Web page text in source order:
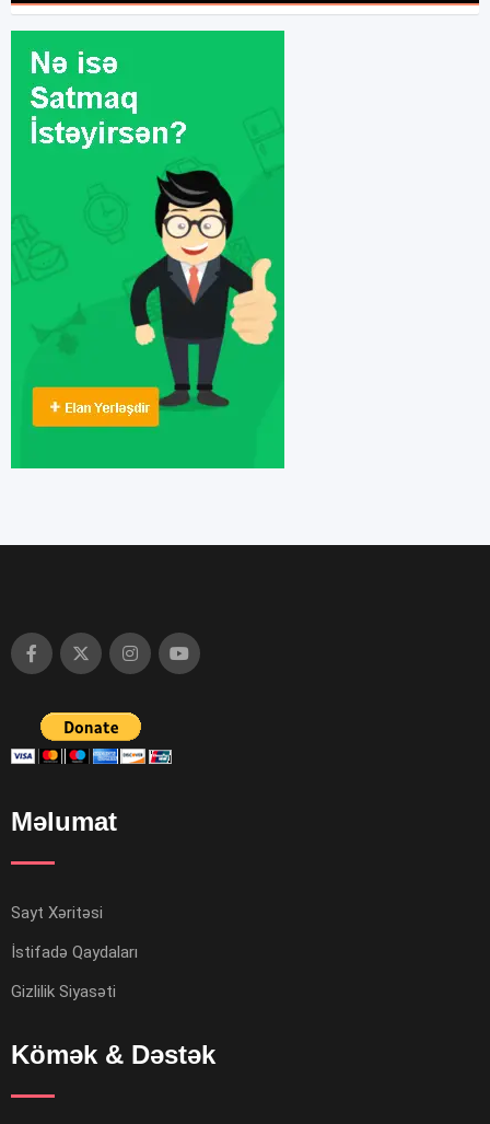
Məlumat
Sayt Xəritəsi
İstifadə Qaydaları
Gizlilik Siyasəti
Kömək & Dəstək